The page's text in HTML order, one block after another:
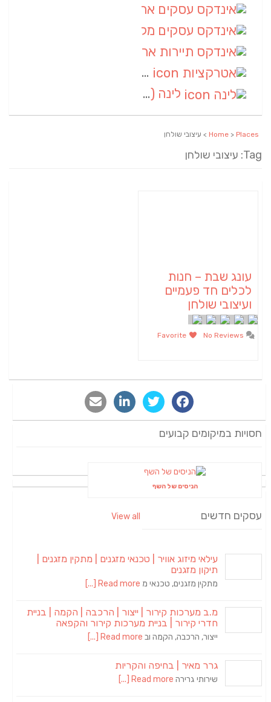
אטרקציות
לינה (1)
Home > Places > עיצובי שולחן
Tag: עיצובי שולחן
עונג שבת – חנות
לכלים חד פעמיים
ועיצובי שולחן
חסויות במיקומים קבועים
הניסים של השף
עסקים חדשים View all
עילאי מיזוג אוויר | טכנאי מזגנים | מתקין מזגנים |
תיקון מזגנים
מתקין מזגנים, טכנאי מ Read more [...]
מ.ב מערכות קירור | ייצור | הרכבה | הקמה | בניית
חדרי קירור | בניית מערכות קירור והקפאה
ייצור, הרכבה, הקמה וב Read more [...]
גרר מאיר | בחיפה והקריות
שירותי גרירה Read more [...]